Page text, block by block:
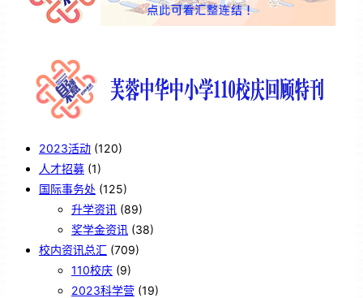
2023活动 (120)
人才招募 (1)
国际事务处 (125)
升学资讯 (89)
奖学金资讯 (38)
校内资讯总汇 (709)
110校庆 (9)
2023科学营 (19)